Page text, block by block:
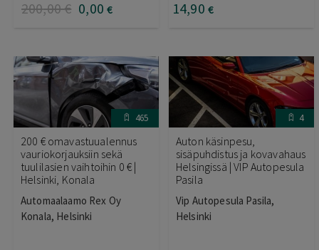
200,00€ 0,00 € 14,90 €
465
200 € omavastuualennus
vauriokorjauksiin sekä
tuulilasien vaihtoihin 0 € |
Helsinki, Konala
Automaalaamo Rex Oy
Konala, Helsinki
4
Auton käsinpesu,
sisäpuhdistus ja kovavahaus
Helsingissä | VIP Autopesula
Pasila
Vip Autopesula Pasila,
Helsinki